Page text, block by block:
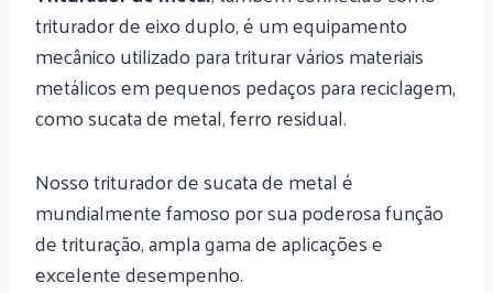
triturador de eixo duplo, é um equipamento
mecânico utilizado para triturar vários materiais
metálicos em pequenos pedaços para reciclagem,
como sucata de metal, ferro residual.
Nosso triturador de sucata de metal é
mundialmente famoso por sua poderosa função
de trituração, ampla gama de aplicações e
excelente desempenho.